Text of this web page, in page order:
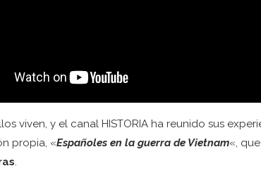
viven, y el canal HISTORIA ha reunido sus
propia, «Españoles en la guerra de Vietnam«, que